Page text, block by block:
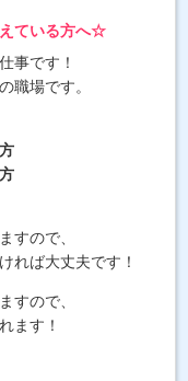
ている方へ☆
事です！
職場です。
すので、
れば大丈夫です！
すので、
ます！